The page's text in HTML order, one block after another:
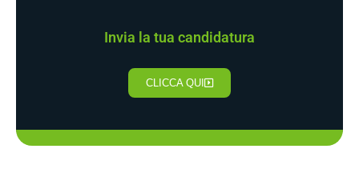
Invia la tua candidatura
CLICCA QUI